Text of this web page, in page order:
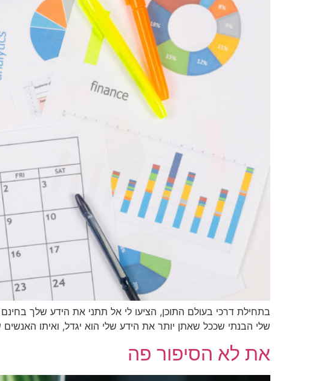
בתחילת דרכי בעולם התוכן, הציעו לי אל תתני את הידע שלך
שלי הבנתי שככל שאתן יותר את הידע שלי הוא יגדל, ואיתו
את לא הסיפור פה